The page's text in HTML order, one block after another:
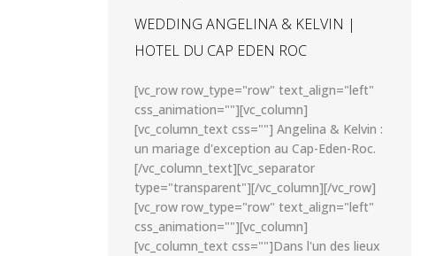
WEDDING ANGELINA & KELVIN |
HOTEL DU CAP EDEN ROC
[vc_row row_type="row" text_align="left"
css_animation=""][vc_column]
[vc_column_text css=""] Angelina & Kelvin :
un mariage d'exception au Cap-Eden-Roc.
[/vc_column_text][vc_separator
type="transparent"][/vc_column][/vc_row]
[vc_row row_type="row" text_align="left"
css_animation=""][vc_column]
[vc_column_text css=""]Dans l'un des lieux